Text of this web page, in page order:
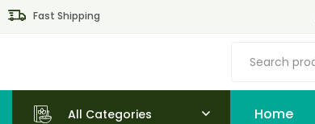
Fast Shipping
All Categories Home